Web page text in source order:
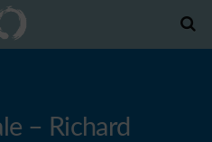
– Richard